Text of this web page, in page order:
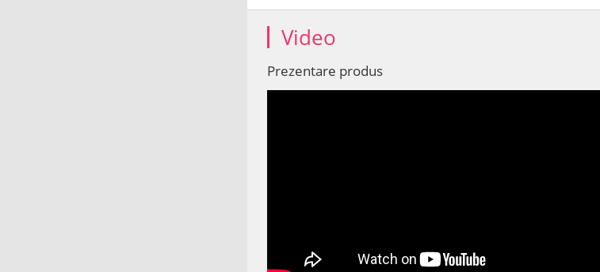
Video
Prezentare produs